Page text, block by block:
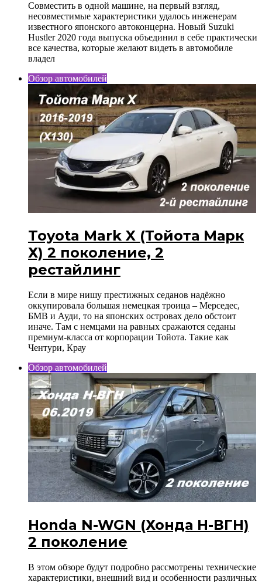
Совместить в одной машине, на первый взгляд,
несовместимые характеристики удалось инженерам
известного японского автоконцерна. Новый Suzuki
Hustler 2020 года выпуска объединил в себе практически
все качества, которые желают видеть в автомобиле
владел
Обзор автомобилей
Toyota Mark X (Тойота Марк
Х) 2 поколение, 2
рестайлинг
Если в мире нишу престижных седанов надёжно
оккупировала большая немецкая троица – Мерседес,
БМВ и Ауди, то на японских островах дело обстоит
иначе. Там с немцами на равных сражаются седаны
премиум-класса от корпорации Тойота. Такие как
Чентури, Крау
Обзор автомобилей
Honda N-WGN (Хонда Н-ВГН)
2 поколение
В этом обзоре будут подробно рассмотрены технические
характеристики, внешний вид и особенности различных